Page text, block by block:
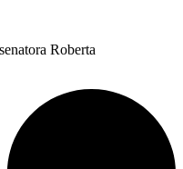
Roberta